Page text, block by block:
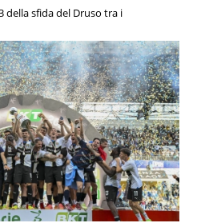
della sfida del Druso tra i